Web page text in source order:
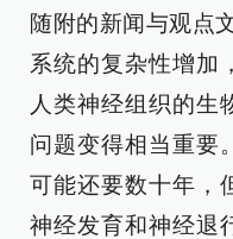
随附的新闻与观点
系统的复杂性增加
人类神经组织的生
问题变得相当重要
可能还要数十年，
神经发育和神经退